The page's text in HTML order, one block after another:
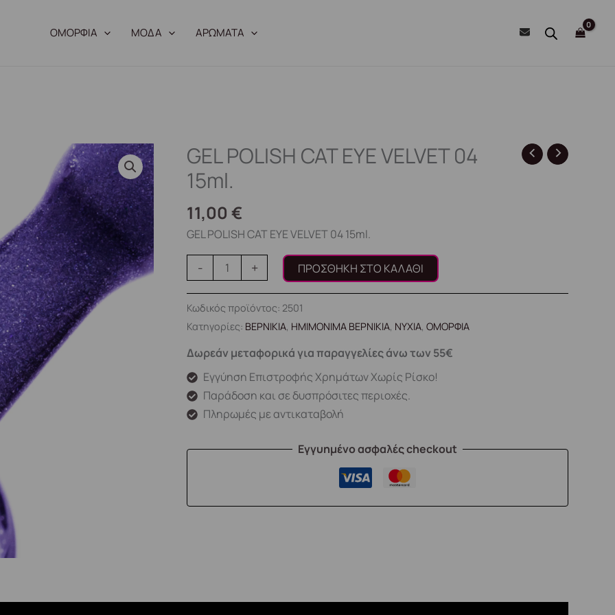
ΟΜΟΡΦΙΑ ΜΟΔΑ ΑΡΩΜΑΤΑ
GEL POLISH CAT EYE VELVET 04
15ml.
11,00€
GEL POLISH CAT EYE VELVET 04 15ml.
-
GEL
POLISH
CAT
EYE
VELVET
ποσότητα
+ ΠΡΟΣΘΉΚΗ ΣΤΟ ΚΑΛΆΘΙ
Κωδικός προϊόντος: 2501
Κατηγορίες: ΒΕΡΝΙΚΙΑ, ΗΜΙΜΟΝΙΜΑ ΒΕΡΝΙΚΙΑ, ΝΥΧΙΑ,ΟΜΟΡΦΙΑ
Δωρεάν μεταφορικά για παραγγελίες άνω των 55€
Εγγύηση Επιστροφής Χρημάτων Χωρίς Ρίσκο!
Παράδοση και σε δυσπρόσιτες περιοχές.
Πληρωμές με αντικαταβολή
Εγγυημένο ασφαλές checkout